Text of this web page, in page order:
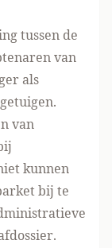
tussen de
van
als
van
kunnen
bij te